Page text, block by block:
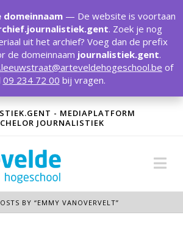
- MEDIAPLATFORM
JOURNALISTIEK
BY “EMMY VANOVERVELT”
— De website is voortaan
. Zoek je nog
uit het archief? Voeg dan de prefix
de domeinnaam journalistiek.gent.
of
09 234 72 00 bij vragen.